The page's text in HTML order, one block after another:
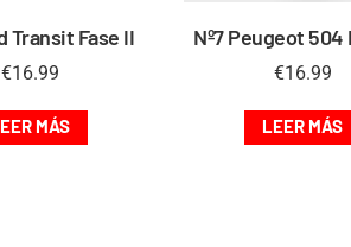
Transit Fase II
€16.99
MÁS
Nº7 Peugeot 504
€16.99
LEER MÁS